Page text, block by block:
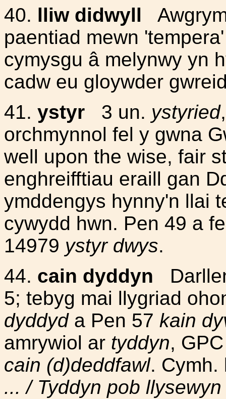
40. lliw didwyll
paentiad mewn
cymysgu â melynwy yn
cadw eu gloywder
41. ystyr 3 un. ystyried
orchmynnol fel y gwna
well upon the wise, fair
enghreifftiau eraill gan
ymddengys hynny'n llai
cywydd hwn. Pen 49 a
14979 ystyr dwys.
44. cain dyddyn
5; tebyg mai llygriad
dyddyda Pen 57 kain
amrywiol ar tyddyn,
cain (d)deddfawl.
... / Tyddyn pob